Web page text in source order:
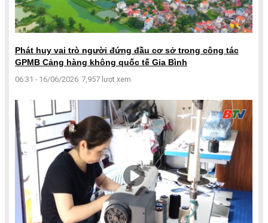
Phát huy vai trò người đứng đầu cơ sở trong công tác
GPMB Cảng hàng không quốc tế Gia Bình
06:31 - 16/06/2026 7,957 lượt xem